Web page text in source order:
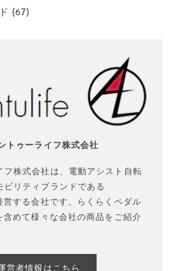
(67)
トゥーライフ株式会社
フ株式会社は、電動アシスト自転
ビリティブランドである
営する会社です。らくらくペダル
めて様々な会社の商品をご紹介
営者情報はこちら